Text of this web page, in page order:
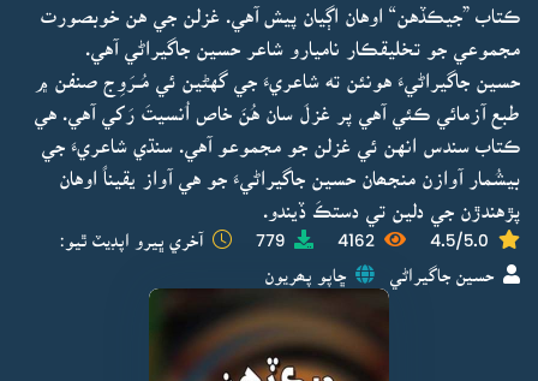
ڪتاب ”جيڪڏهن“ اوهان اڳيان پيش آهي. غزلن جي هن خوبصورت
مجموعي جو تخليقڪار ناميارو شاعر حسين جاگيراڻي آهي.
حسين جاگيراڻيءَ هونئن ته شاعريءَ جي گهڻين ئي مُــرَوِج صنفن ۾
طبع آزمائي ڪئي آهي پر غزلَ سان هُنَ خاص اُنسيتَ رَکي آهي. هي
ڪتاب سندس انهن ئي غزلن جو مجموعو آهي. سنڌي شاعريءَ جي
بيشُمار آوازن منجھان حسين جاگيراڻيءَ جو هي آواز يقيناً اوهان
پڙهندڙن جي دلين تي دستڪَ ڏيندو.
4.5/5.0
4162
779 آخري ڀيرو اپڊيٽ ٿيو:
حسين جاگيراڻي ڇاپو پھريون